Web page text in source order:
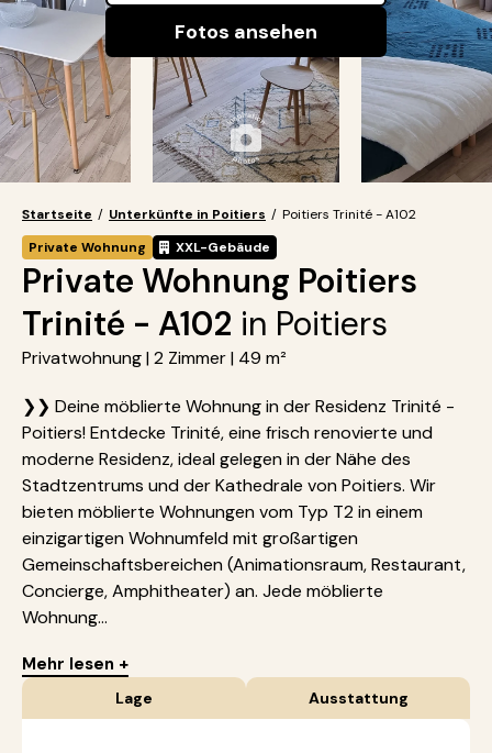
Fotos ansehen
Startseite / Unterkünfte in Poitiers / Poitiers Trinité - A102
Private Wohnung
XXL-Gebäude
Private Wohnung Poitiers
Trinité - A102 in Poitiers
Privatwohnung | 2 Zimmer | 49 m²
❯❯ Deine möblierte Wohnung in der Residenz Trinité -
Poitiers! Entdecke Trinité, eine frisch renovierte und
moderne Residenz, ideal gelegen in der Nähe des
Stadtzentrums und der Kathedrale von Poitiers. Wir
bieten möblierte Wohnungen vom Typ T2 in einem
einzigartigen Wohnumfeld mit großartigen
Gemeinschaftsbereichen (Animationsraum, Restaurant,
Concierge, Amphitheater) an. Jede möblierte
Wohnung...
Mehr lesen +
Lage Ausstattung